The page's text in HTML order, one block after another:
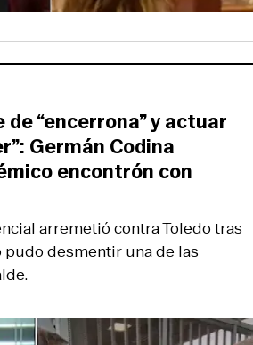
arremetió contra Toledo tras
pudo desmentir una de las
“encerrona” y actuar
Germán Codina
encontrón con